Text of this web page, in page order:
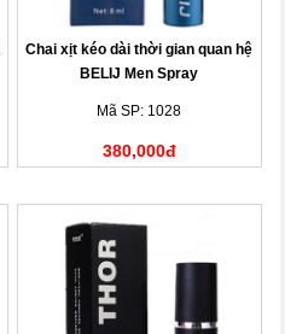
Chai xịt kéo dài thời gian quan hệ
BELIJ Men Spray
Mã SP: 1028
380,000đ